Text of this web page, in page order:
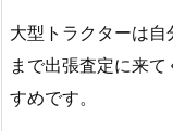
大型トラクターは
まで出張査定に来
すめです。